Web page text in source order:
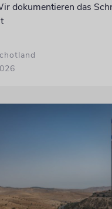
dokumentieren das